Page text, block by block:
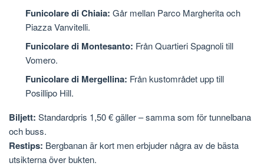
Funicolare di Chiaia: Går mellan Parco Margherita och
Piazza Vanvitelli.
Funicolare di Montesanto: Från Quartieri Spagnoli till
Vomero.
Funicolare di Mergellina: Från kustområdet upp till
Posillipo Hill.
Biljett: Standardpris 1,50 € gäller – samma som för tunnelbana
och buss.
Restips: Bergbanan är kort men erbjuder några av de bästa
utsikterna över bukten.